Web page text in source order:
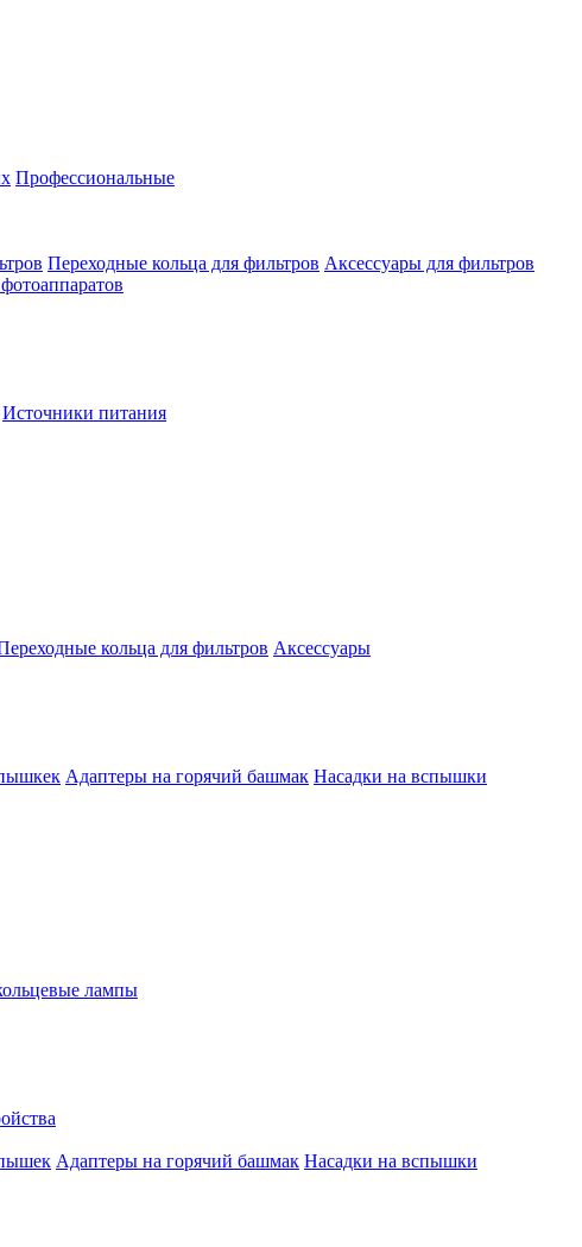
Профессиональные
Переходные кольца для фильтров Аксессуары для фильтров
Источники питания
кольца для фильтров Аксессуары
Адаптеры на горячий башмак Насадки на вспышки
лампы
Адаптеры на горячий башмак Насадки на вспышки